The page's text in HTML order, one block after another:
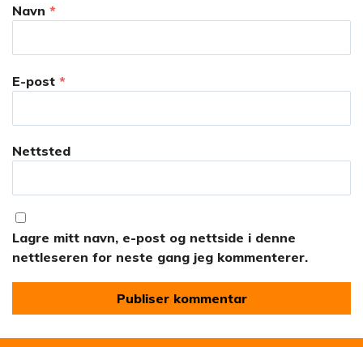
Navn *
E-post *
Nettsted
Lagre mitt navn, e-post og nettside i denne
nettleseren for neste gang jeg kommenterer.